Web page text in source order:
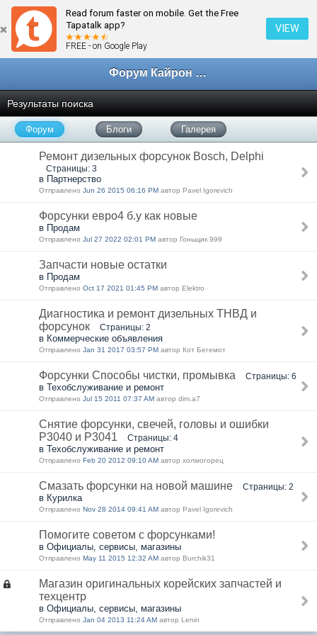
Read forum faster on mobile. Get the Free
Tapatalk app?
FREE - on Google Play
VIEW
Форум Кайрон клана
Результаты поиска
Форум Блоги Галерея
Ремонт дизельных форсунок Bosch, Delphi
Страницы: 3
в Партнерство
Отправлено Jun 26 2015 06:16 PM автор Pavel Igorevich
Форсунки евро4 б.у как новые
в Продам
Отправлено Jul 27 2022 02:01 PM автор Гоньщик 999
Запчасти новые остатки
в Продам
Отправлено Oct 17 2021 01:45 PM автор Elektro
Диагностика и ремонт дизельных ТНВД и
форсунок
Страницы: 2
в Коммерческие объявления
Отправлено Jan 31 2017 03:57 PM автор Кот Бегемот
Форсунки Способы чистки, промывка Страницы: 6
в Техобслуживание и ремонт
Отправлено Jul 15 2011 07:37 AM автор dim.a7
Снятие форсунки, свечей, головы и ошибки
P3040 и P3041
Страницы: 4
в Техобслуживание и ремонт
Отправлено Feb 20 2012 09:10 AM автор холмогорец
Смазать форсунки на новой машине Страницы: 2
в Курилка
Отправлено Nov 28 2014 09:41 AM автор Pavel Igorevich
Помогите советом с форсунками!
в Официалы, сервисы, магазины
Отправлено May 11 2015 12:32 AM автор Burchik31
Магазин оригинальных корейских запчастей и
техцентр
в Официалы, сервисы, магазины
Отправлено Jan 04 2013 11:24 AM автор Lenin